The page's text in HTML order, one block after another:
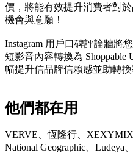
價，將能有效提升消費者對
機會與意願！
Instagram 用戶口碑評論牆將
短影音內容轉換為 Shoppable
幅提升信品牌信賴感並助轉
他們都在用
VERVE、恆隆行、XEXYMIX
National Geographic、Ludeya